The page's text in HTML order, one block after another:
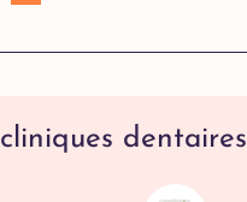
dentaires